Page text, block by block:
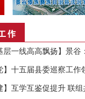
层一线高高飘扬】景谷
】十五届县委巡察工
】互学互鉴促提升 联